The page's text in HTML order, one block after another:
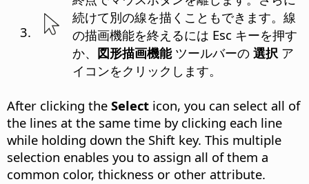
続けて別の線を描くこともできます。線
の描画機能を終えるには Esc キーを押す
か、 図形描画機能ツールバーの 選択 ア
イコンをクリックします。
After clicking the Select icon, you can select all of
the lines at the same time by clicking each line
while holding down the Shift key. This multiple
selection enables you to assign all of them a
common color, thickness or other attribute.